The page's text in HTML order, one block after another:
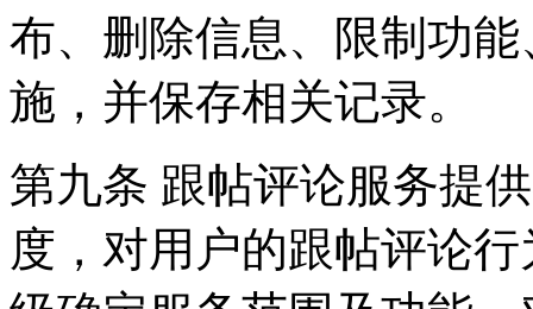
布、删除信息、限制功
施，并保存相关记录。
第九条 跟帖评论服务提
度，对用户的跟帖评论